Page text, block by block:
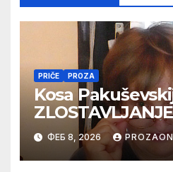
PRIČE PROZA
Kosa
ZLOSTAVLJANJE
ФЕБ 8, 2026